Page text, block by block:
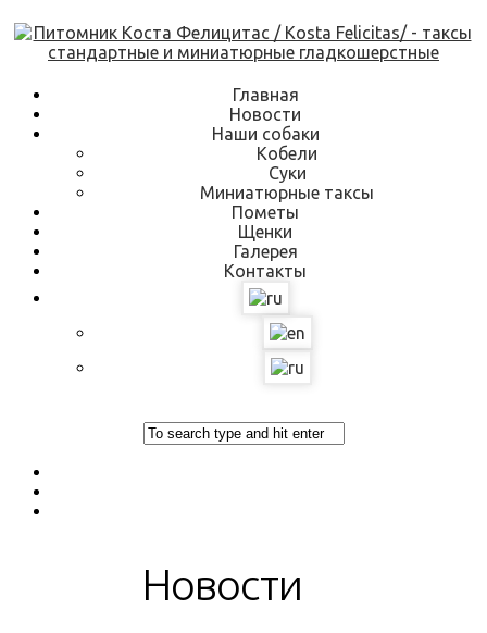
Skip
to
content
Главная
Новости
Наши собаки
Кобели
Суки
Миниатюрные таксы
Пометы
Щенки
Галерея
Контакты
Новости